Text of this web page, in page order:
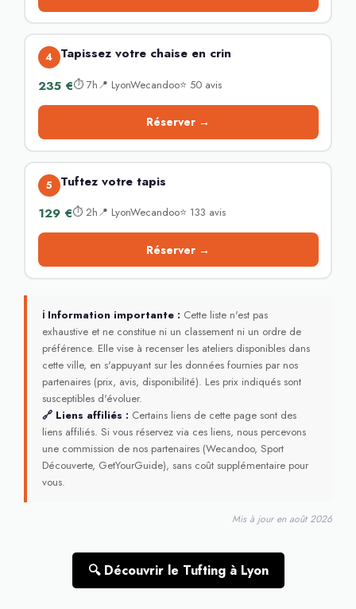
4 Tapissez votre chaise en crin
235 €⏱ 7h📍 LyonWecandoo⭐ 50 avis
Réserver →
5 Tuftez votre tapis
129 €⏱ 2h📍 LyonWecandoo⭐ 133 avis
Réserver →
ℹ Information importante : Cette liste n'est pas
exhaustive et ne constitue ni un classement ni un ordre de
préférence. Elle vise à recenser les ateliers disponibles dans
cette ville, en s'appuyant sur les données fournies par nos
partenaires (prix, avis, disponibilité). Les prix indiqués sont
susceptibles d'évoluer.
🔗 Liens affiliés : Certains liens de cette page sont des
liens affiliés. Si vous réservez via ces liens, nous percevons
une commission de nos partenaires (Wecandoo, Sport
Découverte, GetYourGuide), sans coût supplémentaire pour
vous.
Mis à jour en août 2026
🔍 Découvrir le Tufting à Lyon